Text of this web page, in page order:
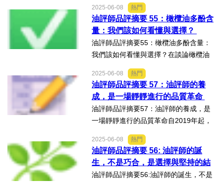
猶新：「沒有賣不掉的東西，只有賣不
掉的價格。」這句話放在今天的橄欖...
2025-06-08 熱門
油評師品評摘要 55：橄欖油多酚含
量：我們該如何看懂與選擇？
油評師品評摘要55：橄欖油多酚含量：
我們該如何看懂與選擇？在談論橄欖油
及。但實際上，一公升橄欖油的多酚含
量並沒有一個全球統一的「唯一標
準」。不過，根據歐盟法規與國際...
2025-06-08 熱門
油評師品評摘要 57：油評師的養
成，是一場靜靜進行的品質革命
油評師品評摘要57：油評師的養成，是
一場靜靜進行的品質革命自2019年起，
醒運動——讓更多人理解橄欖油的真實
與美好。我們不是來自大型品牌，也不
走華麗宣傳，...
2025-06-08 熱門
油評師品評摘要 56: 油評師的誕
生，不是巧合，是選擇與堅持的結
果
油評師品評摘要56:油評師的誕生，不是